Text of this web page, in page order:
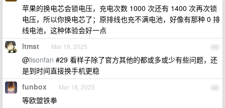
苹果的换电芯会锁电压，充电次数 1000 次还有 1400 次再次锁
电压，所以你换电芯了；原排线也充不满电池，好像有那种 0 排
线电池，这种体验会好一点
41
ltmst Mar 18, 2025
@lisonfan #29 看样子除了官方其他的都或多或少有些问题，还
是到时间直接换手机更稳
42
funbox Mar 18, 2025
等欧盟铁拳